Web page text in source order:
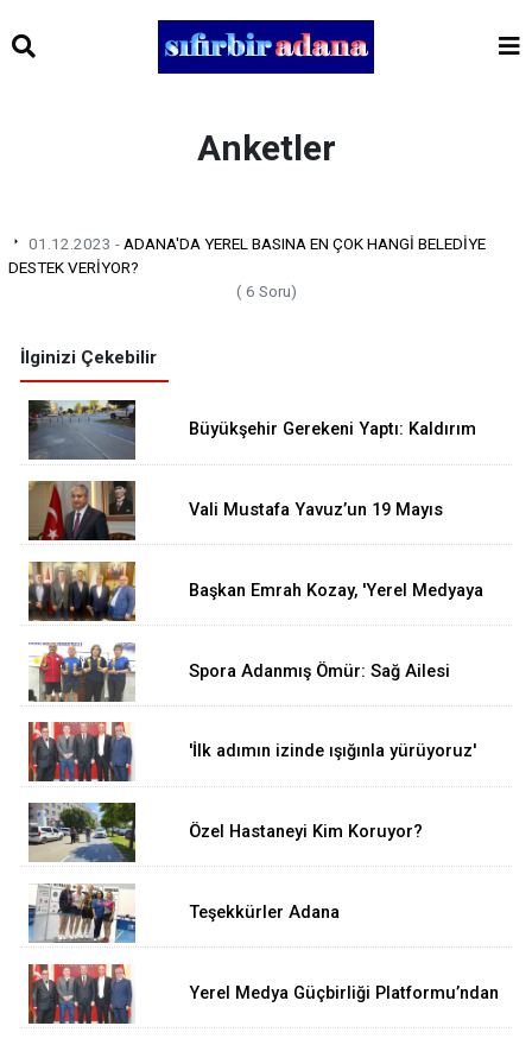
Anketler
01.12.2023 -ADANA'DA YEREL BASINA EN ÇOK HANGİ BELEDİYE
DESTEK VERİYOR?
( 6 Soru)
İlginizi Çekebilir
Büyükşehir Gerekeni Yaptı: Kaldırım
Vali Mustafa Yavuz’un 19 Mayıs
Başkan Emrah Kozay, 'Yerel Medyaya
Spora Adanmış Ömür: Sağ Ailesi
'İlk adımın izinde ışığınla yürüyoruz'
Özel Hastaneyi Kim Koruyor?
Teşekkürler Adana
Yerel Medya Güçbirliği Platformu’ndan